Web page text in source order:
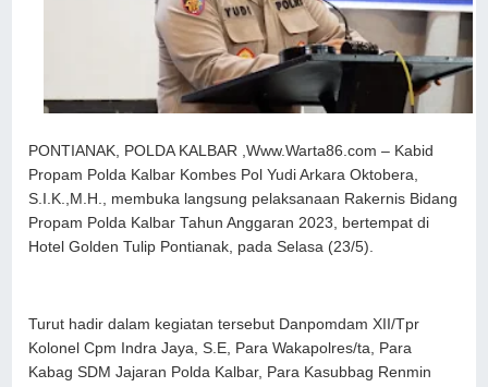
PONTIANAK, POLDA KALBAR ,Www.Warta86.com – Kabid
Propam Polda Kalbar Kombes Pol Yudi Arkara Oktobera,
S.I.K.,M.H., membuka langsung pelaksanaan Rakernis Bidang
Propam Polda Kalbar Tahun Anggaran 2023, bertempat di
Hotel Golden Tulip Pontianak, pada Selasa (23/5).
Turut hadir dalam kegiatan tersebut Danpomdam XII/Tpr
Kolonel Cpm Indra Jaya, S.E, Para Wakapolres/ta, Para
Kabag SDM Jajaran Polda Kalbar, Para Kasubbag Renmin